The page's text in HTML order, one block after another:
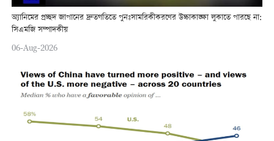
অ্যানিমের প্রচ্ছদ জাপানের দ্রুতগতিতে পুনঃসামরিকীকরণের উচ্চাকাঙ্ক্ষা লুকাতে পারছে না:
সিএমজি সম্পাদকীয়
06-Aug-2026